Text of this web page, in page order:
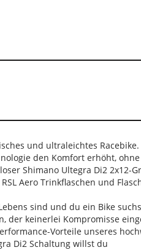
und ultraleichtes
den Komfort erhöht,
Shimano Ultegra Di2 2x12-
Aero Trinkflaschen und
sind und du ein Bike
der keinerlei Kompromisse
Vorteile unseres
Di2 Schaltung willst du